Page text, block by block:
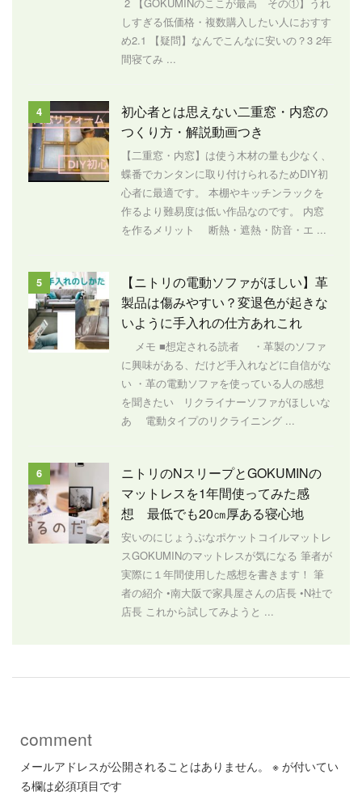
しすぎる低価格・複数購入したい人におすす
め2.1 【疑問】なんでこんなに安いの？3 2年
間寝てみ ...
4
初心者とは思えない二重窓・内窓の
つくり方・解説動画つき
【二重窓・内窓】は使う木材の量も少なく、
蝶番でカンタンに取り付けられるためDIY初
心者に最適です。 本棚やキッチンラックを
作るより難易度は低い作品なのです。 内窓
を作るメリット 断熱・遮熱・防音・エ ...
5
【ニトリの電動ソファがほしい】革
製品は傷みやすい？変退色が起きな
いように手入れの仕方あれこれ
メモ ■想定される読者 ・革製のソファ
に興味がある、だけど手入れなどに自信がな
い ・革の電動ソファを使っている人の感想
を聞きたい リクライナーソファがほしいな
あ 電動タイプのリクライニング ...
6
ニトリのNスリープとGOKUMINの
マットレスを1年間使ってみた感
想 最低でも20㎝厚ある寝心地
安いのにじょうぶなポケットコイルマットレ
スGOKUMINのマットレスが気になる 筆者が
実際に１年間使用した感想を書きます！ 筆
者の紹介 •南大阪で家具屋さんの店長 •N社で
店長 これから試してみようと ...
comment
メールアドレスが公開されることはありません。 ※ が付いてい
る欄は必須項目です